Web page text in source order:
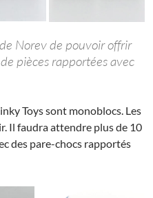
Norev de pouvoir offrir
pièces rapportées avec
Toys sont monoblocs. Les
Il faudra attendre plus de 10
des pare-chocs rapportés